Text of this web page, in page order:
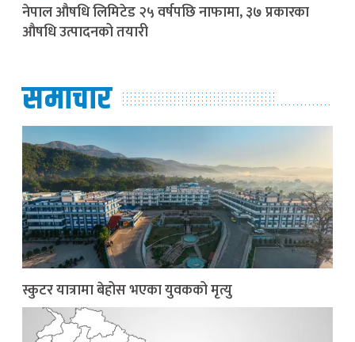
नेपाल औषधि लिमिटेड २५ वर्षपछि नाफामा, ३७ प्रकारका
औषधि उत्पादनको तयारी
समाचार
स्कुटर यात्रामा बेहोस भएका युवकको मृत्यु